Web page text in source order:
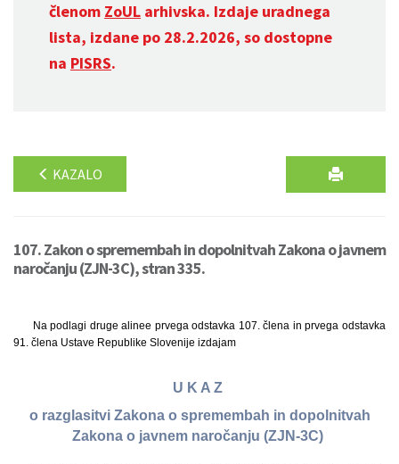
členom ZoUL arhivska. Izdaje uradnega
lista, izdane po 28.2.2026, so dostopne
na PISRS.
KAZALO
107. Zakon o spremembah in dopolnitvah Zakona o javnem
naročanju (ZJN-3C), stran 335.
Na podlagi druge alinee prvega odstavka 107. člena in prvega odstavka
91. člena Ustave Republike Slovenije izdajam
U K A Z
o razglasitvi Zakona o spremembah in dopolnitvah
Zakona o javnem naročanju (ZJN-3C)